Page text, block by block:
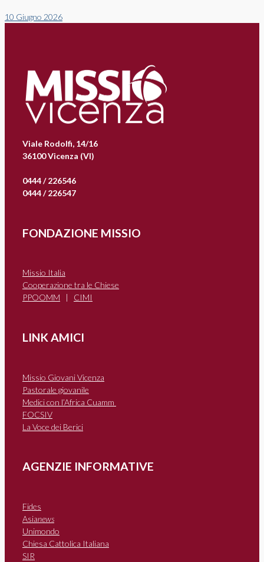
10 Giugno 2026
Viale Rodolfi, 14/16
36100 Vicenza (VI)
0444 / 226546
0444 / 226547
FONDAZIONE MISSIO
Missio Italia
Cooperazione tra le Chiese
PPOOMM | CIMI
LINK AMICI
Missio Giovani Vicenza
Pastorale giovanile
Medici con l’Africa Cuamm
FOCSIV
La Voce dei Berici
AGENZIE INFORMATIVE
Fides
Asianews
Unimondo
Chiesa Cattolica Italiana
SIR